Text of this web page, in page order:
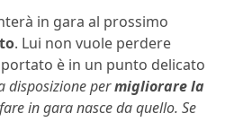
in gara al prossimo
. Lui non vuole perdere
è in un punto delicato
disposizione permigliorare la
in gara nasce da quello. Se